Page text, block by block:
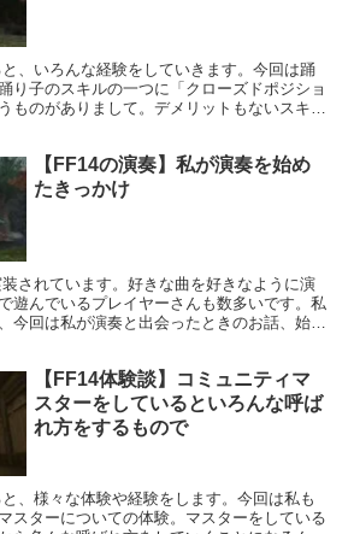
、いろんな経験をしていきます。今回は踊
り子のスキルの一つに「クローズドポジショ
ものがありまして。デメリットもないスキル
【FF14の演奏】私が演奏を始め
たきっかけ
されています。好きな曲を好きなように演
遊んでいるプレイヤーさんも数多いです。私
今回は私が演奏と出会ったときのお話、始め
【FF14体験談】コミュニティマ
スターをしているといろんな呼ば
れ方をするもので
、様々な体験や経験をします。今回は私も
スターについての体験。マスターをしている